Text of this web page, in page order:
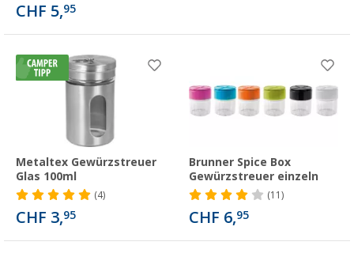
CHF 5,95
Metaltex Gewürzstreuer
Glas 100ml
(4)
CHF 3,95
Brunner Spice Box
Gewürzstreuer einzeln
(11)
CHF 6,95